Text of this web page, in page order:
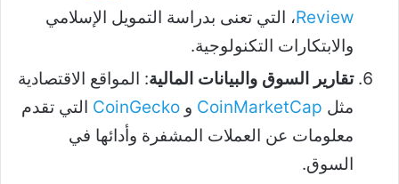
Review، التي تعنى بدراسة التمويل الإسلامي
والابتكارات التكنولوجية.
تقارير السوق والبيانات المالية: المواقع الاقتصادية
مثل CoinMarketCap و CoinGecko التي تقدم
معلومات عن العملات المشفرة وأدائها في
السوق.